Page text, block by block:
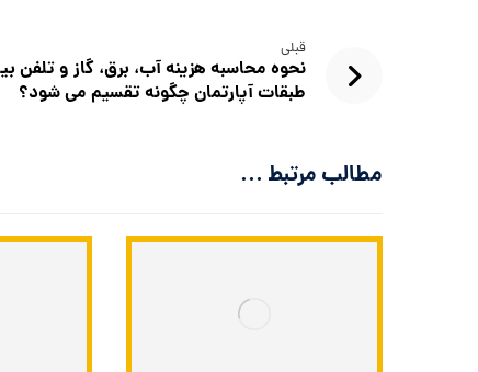
قبلی
نحوه محاسبه هزینه آب، برق، گاز و تلفن
طبقات آپارتمان چگونه تقسیم می شود؟
مطالب مرتبط ...